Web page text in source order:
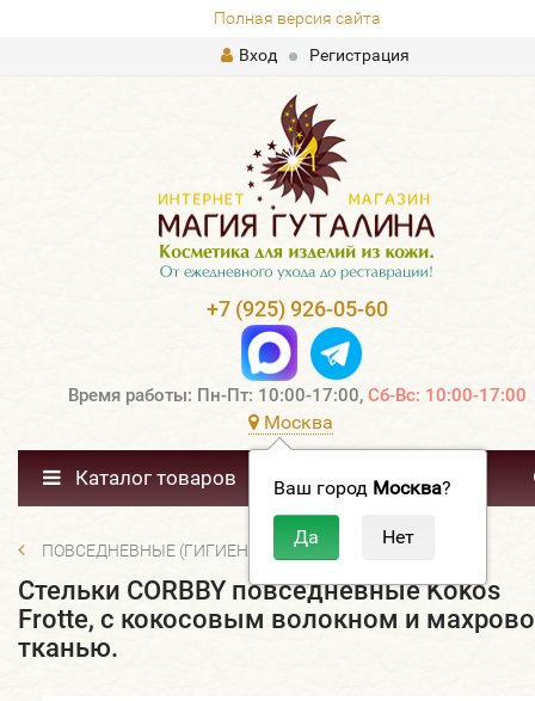
Полная версия сайта
Вход
Регистрация
+7 (925) 926-05-60
Время работы: Пн-Пт: 10:00-17:00, Сб-Вс: 10:00-17:00
Москва
Ваш город Москва?
Каталог товаров
ПОВСЕДНЕВНЫЕ (ГИГИЕНИЧЕСКИЕ)
Стельки CORBBY повседневные Kokos
Frotte, с кокосовым волокном и
тканью.